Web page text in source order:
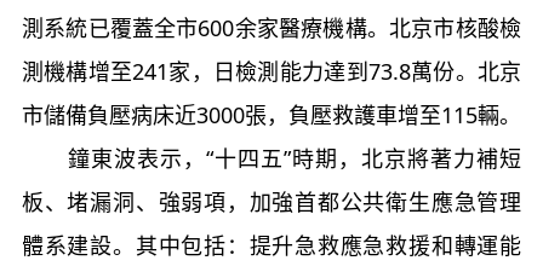
測系統已覆蓋全市600余家醫療機構。北京市核酸檢
測機構增至241家，日檢測能力達到73.8萬份。北京
市儲備負壓病床近3000張，負壓救護車增至115輛。
鐘東波表示，“十四五”時期，北京將著力補短
板、堵漏洞、強弱項，加強首都公共衛生應急管理
體系建設。其中包括：提升急救應急救援和轉運能